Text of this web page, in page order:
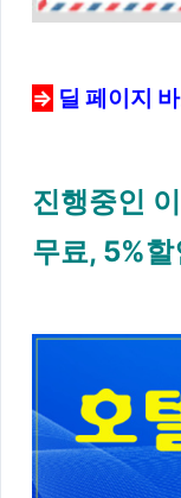
⇒ 딜 페이지
진행중인
무료, 5%